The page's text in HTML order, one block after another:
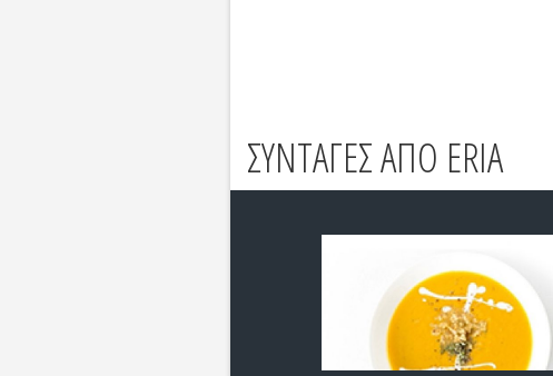
ΣΥΝΤΑΓΕΣ ΑΠΟ ERIA